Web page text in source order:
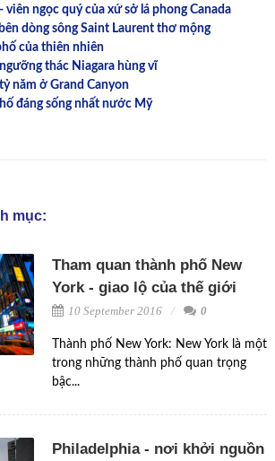
ngọc quý của xứ sở lá phong Canada
dòng sông Saint Laurent thơ mộng
của thiên nhiên
thác Niagara hùng vĩ
năm ở Grand Canyon
đáng sống nhất nước Mỹ
mục:
Tham quan thành phố New
York - giao lộ của thế giới
10 September 2016 0
Thành phố New York: New York là một
trong những thành phố quan trọng
bậc...
Philadelphia - nơi khởi nguồn